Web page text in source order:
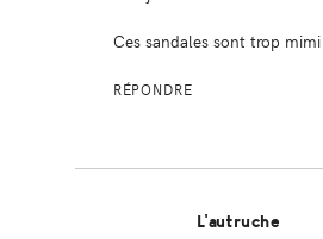
Ces sandales sont trop
RÉPONDRE
L'autruche